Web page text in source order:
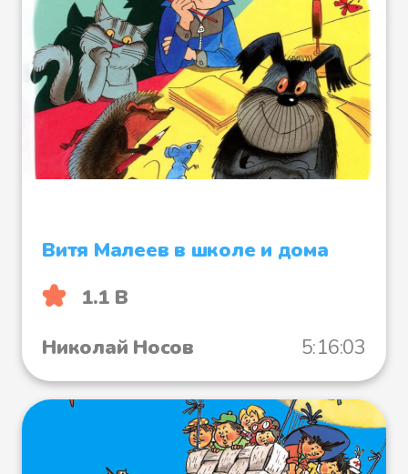
Витя Малеев в школе и дома
1.1 B
Николай Носов
5:16:03